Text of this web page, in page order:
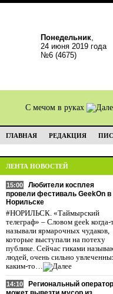
Понедельник,
24 июня 2019 года
№6 (4675)
С мечом в руках
ГЛАВНАЯ РЕДАКЦИЯ
ЛЕНТА НОВОСТЕЙ
15:00
Любители косплея
провели фестиваль GeekOn в
Норильске
#НОРИЛЬСК. «Таймырский
телеграф» – Словом geek когда-
называли ярмарочных чудаков,
которые выступали на потеху
публике. Сейчас гиками
людей, очень сильно
каким-то…
14:10
Региональный